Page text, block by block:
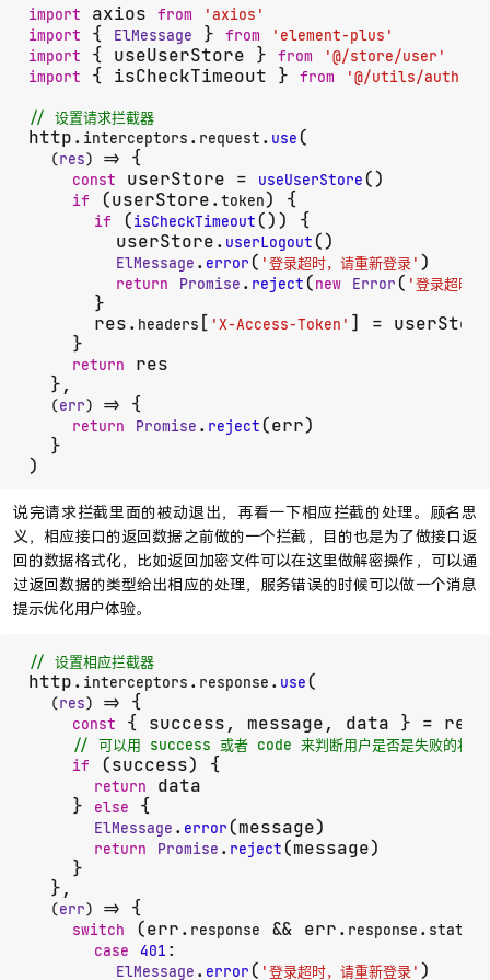
import axios from
'axios'
import
{ ElMessage } from
'element-plus'
import
{ useUserStore } from
'@/store/user'
import
{ isCheckTimeout } from '@/utils/auth'
// 设置请求拦截器
http. interceptors . request . use(
(res) => {
const userStore = useUserStore()
if (userStore.token) {
if (isCheckTimeout()) {
        userStore.
userLogout()
ElMessage . error( '登录超时，请重新登录' )
return Promise . reject(new Error( '登录超时
      }
      res.
headers [ 'X-Access-Token' ] =
    }
return
res
  },
(err) => {
return Promise . reject(err)
  }
)
说完请求拦截里面的被动退出，再看一下相应拦截的处理。顾名思
义，相应接口的返回数据之前做的一个拦截，目的也是为了做接口返
回的数据格式化，比如返回加密文件可以在这里做解密操作，可以通
过返回数据的类型给出相应的处理，服务错误的时候可以做一个消息
提示优化用户体验。
// 设置相应拦截器
http. interceptors . response . use(
(res) => {
const { success, message, data } = res.
// 可以用 success 或者 code 来判断用户是否是失败的状态
if
(success) {
return
data
    }
else {
ElMessage . error(message)
return Promise . reject(message)
    }
  },
(err) => {
switch (err. response && err. response . status
case 401 :
ElMessage . error( '登录超时，请重新登录' )